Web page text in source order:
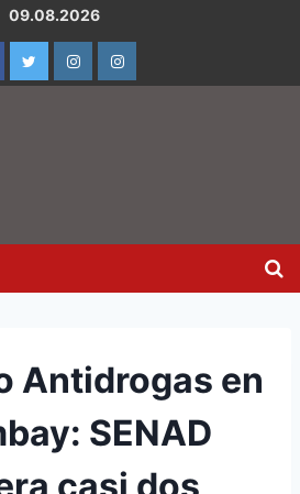
09.08.2026
Antidrogas en
SENAD